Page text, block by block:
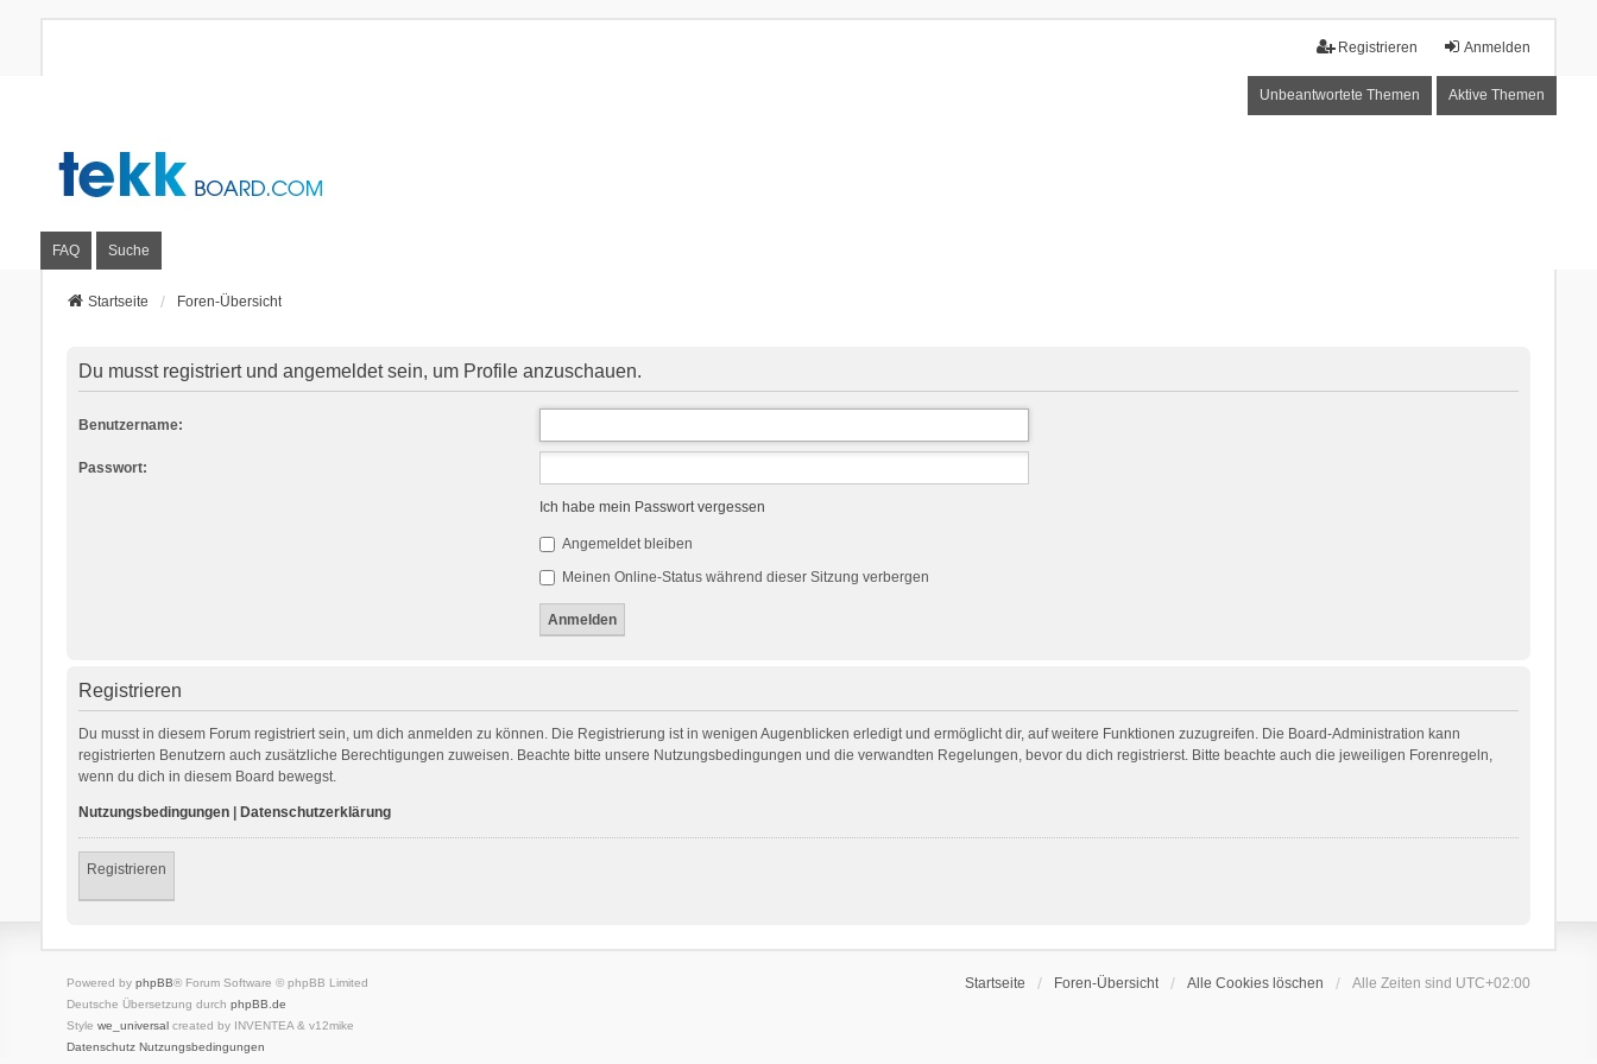
Anmelden
Registrieren
Unbeantwortete Themen Aktive Themen
FAQ Suche
Startseite Foren-Übersicht
Du musst registriert und angemeldet sein, um Profile anzuschauen.
Benutzername:
Passwort:
Ich habe mein Passwort vergessen
Angemeldet bleiben
Meinen Online-Status während dieser Sitzung verbergen
Registrieren
Du musst in diesem Forum registriert sein, um dich anmelden zu können. Die Registrierung ist in wenigen Augenblicken erledigt und ermöglicht dir, auf weitere Funktionen zuzugreifen. Die Board-Administration kann
registrierten Benutzern auch zusätzliche Berechtigungen zuweisen. Beachte bitte unsere Nutzungsbedingungen und die verwandten Regelungen, bevor du dich registrierst. Bitte beachte auch die jeweiligen Forenregeln,
wenn du dich in diesem Board bewegst.
Nutzungsbedingungen| Datenschutzerklärung
Registrieren
Startseite Foren-Übersicht Alle Cookies löschen Alle Zeiten sind UTC+02:00
Powered by phpBB® Forum Software © phpBB Limited
Deutsche Übersetzung durch phpBB.de
Style we_universal created by INVENTEA & v12mike
Datenschutz Nutzungsbedingungen